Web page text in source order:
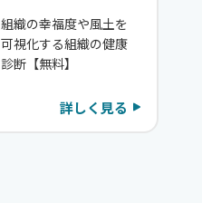
組織の幸福度や風土を
可視化する組織の健康
診断【無料】
詳しく見る